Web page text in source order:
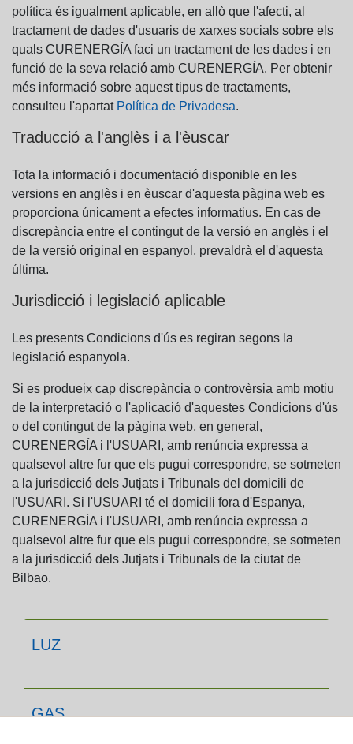
política és igualment aplicable, en allò que l'afecti, al
tractament de dades d'usuaris de xarxes socials sobre els
quals CURENERGÍA faci un tractament de les dades i en
funció de la seva relació amb CURENERGÍA. Per obtenir
més informació sobre aquest tipus de tractaments,
consulteu l'apartat Política de Privadesa.
Traducció a l'anglès i a l'èuscar
Tota la informació i documentació disponible en les
versions en anglès i en èuscar d'aquesta pàgina web es
proporciona únicament a efectes informatius. En cas de
discrepància entre el contingut de la versió en anglès i el
de la versió original en espanyol, prevaldrà el d'aquesta
última.
Jurisdicció i legislació aplicable
Les presents Condicions d'ús es regiran segons la
legislació espanyola.
Si es produeix cap discrepància o controvèrsia amb motiu
de la interpretació o l'aplicació d'aquestes Condicions d'ús
o del contingut de la pàgina web, en general,
CURENERGÍA i l'USUARI, amb renúncia expressa a
qualsevol altre fur que els pugui correspondre, se sotmeten
a la jurisdicció dels Jutjats i Tribunals del domicili de
l'USUARI. Si l'USUARI té el domicili fora d'Espanya,
CURENERGÍA i l'USUARI, amb renúncia expressa a
qualsevol altre fur que els pugui correspondre, se sotmeten
a la jurisdicció dels Jutjats i Tribunals de la ciutat de
Bilbao.
LUZ
GAS